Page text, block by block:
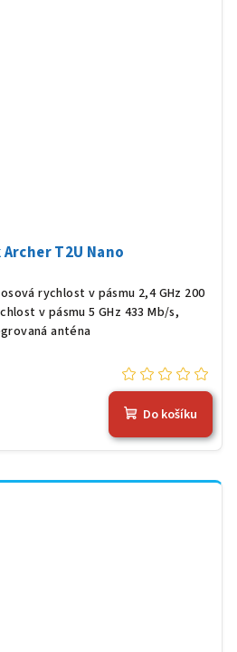
T2U Nano
rychlost v pásmu 2,4 GHz 200
v pásmu 5 GHz 433 Mb/s,
anténa
Do košíku